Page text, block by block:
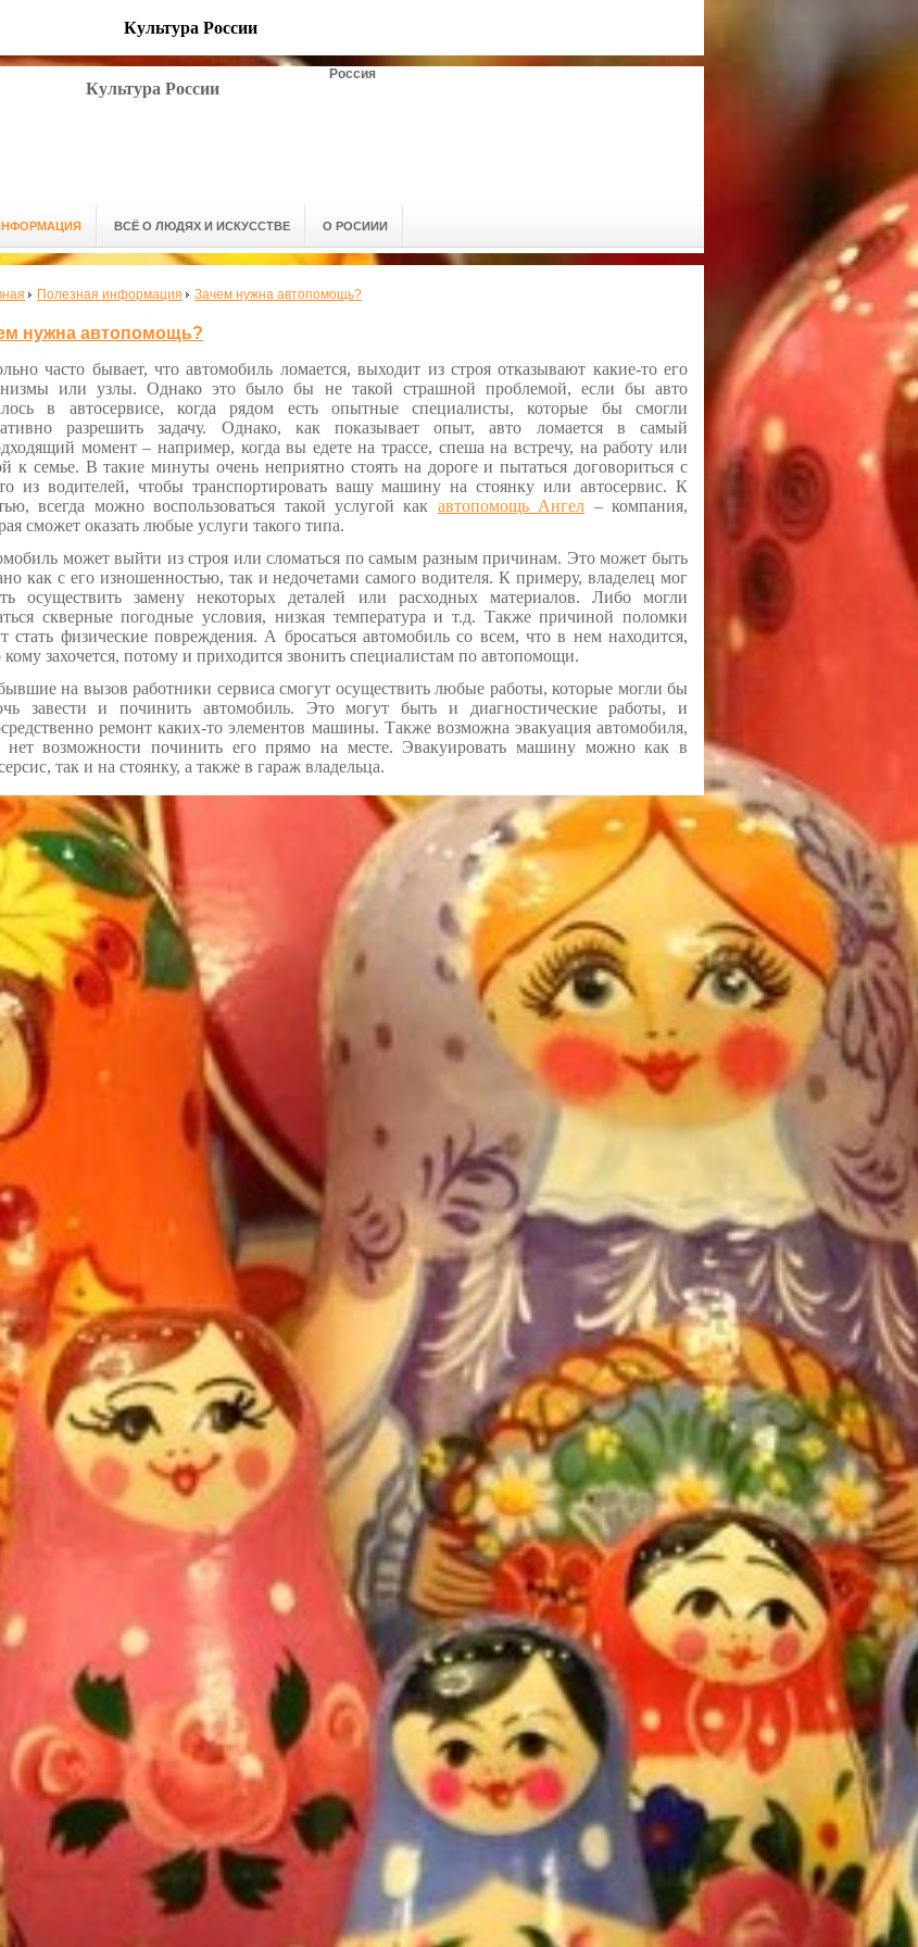
Культура России
Культура России
Россия
ВСЁ О ЛЮДЯХ И ИСКУССТВЕ О РОСИИИ
Полезная информация Зачем нужна автопомощь?
нужна автопомощь?
часто бывает, что автомобиль ломается, выходит из строя отказывают какие-то его
или узлы. Однако это было бы не такой страшной проблемой, если бы авто
в автосервисе, когда рядом есть опытные специалисты, которые бы смогли
разрешить задачу. Однако, как показывает опыт, авто ломается в самый
момент – например, когда вы едете на трассе, спеша на встречу, на работу или
к семье. В такие минуты очень неприятно стоять на дороге и пытаться договориться с
из водителей, чтобы транспортировать вашу машину на стоянку или автосервис. К
всегда можно воспользоваться такой услугой как автопомощь Ангел – компания,
сможет оказать любые услуги такого типа.
может выйти из строя или сломаться по самым разным причинам. Это может быть
как с его изношенностью, так и недочетами самого водителя. К примеру, владелец мог
осуществить замену некоторых деталей или расходных материалов. Либо могли
скверные погодные условия, низкая температура и т.д. Также причиной поломки
стать физические повреждения. А бросаться автомобиль со всем, что в нем находится,
кому захочется, потому и приходится звонить специалистам по автопомощи.
на вызов работники сервиса смогут осуществить любые работы, которые могли бы
завести и починить автомобиль. Это могут быть и диагностические работы, и
ремонт каких-то элементов машины. Также возможна эвакуация автомобиля,
нет возможности починить его прямо на месте. Эвакуировать машину можно как в
так и на стоянку, а также в гараж владельца.